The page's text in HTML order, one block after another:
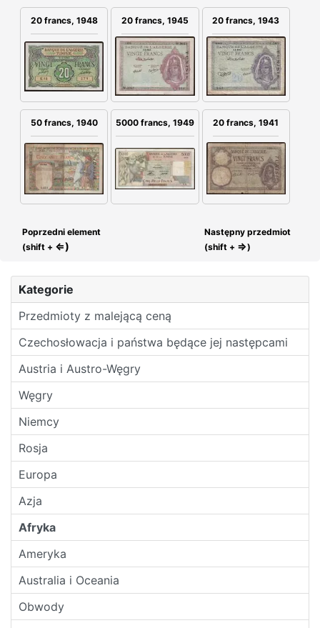
Kategorie
Przedmioty z malejącą ceną
Czechosłowacja i państwa będące jej następcami
Austria i Austro-Węgry
Węgry
Niemcy
Rosja
Europa
Azja
Afryka
Ameryka
Australia i Oceania
Obwody
20 francs, 1948 20 francs, 1945 20 francs, 1943
50 francs, 1940 5000 francs, 1949 20 francs, 1941
Poprzedni element
(shift + ⇐)
Następny przedmiot
(shift + ⇒)